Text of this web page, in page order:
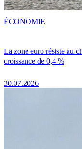
La zone euro résiste au
croissance de 0,4 %
30.07.2026
ÉCONOMIE